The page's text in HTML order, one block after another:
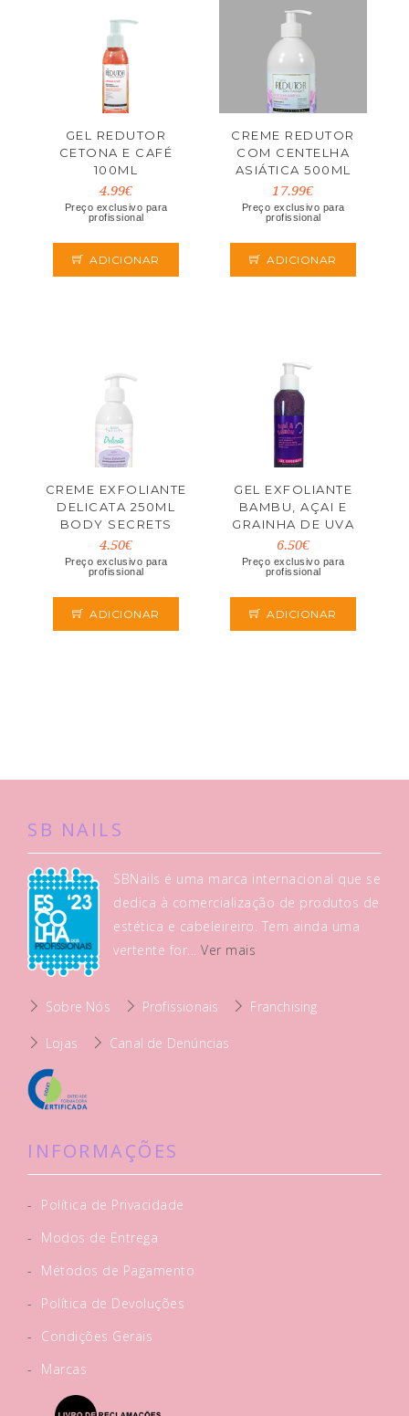
GEL REDUTOR
CETONA E CAFÉ
100ML
4.99€
Preço exclusivo para
profissional
ADICIONAR
CREME REDUTOR
COM CENTELHA
ASIÁTICA 500ML
17.99€
Preço exclusivo para
profissional
ADICIONAR
CREME EXFOLIANTE
DELICATA 250ML
BODY SECRETS
4.50€
Preço exclusivo para
profissional
ADICIONAR
GEL EXFOLIANTE
BAMBU, AÇAI E
GRAINHA DE UVA
200ML
6.50€
Preço exclusivo para
profissional
ADICIONAR
SB NAILS
SBNails é uma marca internacional que se
dedica à comercialização de produtos de
estética e cabeleireiro. Tem ainda uma
vertente for...Ver mais
Sobre Nós Profissionais Franchising
Lojas Canal de Denúncias
INFORMAÇÕES
-
Política de Privacidade
-
Modos de Entrega
-
Métodos de Pagamento
-
Política de Devoluções
-
Condições Gerais
-
Marcas